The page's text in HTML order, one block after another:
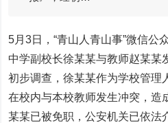
5月3日，“青山人青山事”微信公
中学副校长徐某某与教师赵某某
初步调查，徐某某作为学校管理
在校内与本校教师发生冲突，造
某某已被免职，公安机关已依法